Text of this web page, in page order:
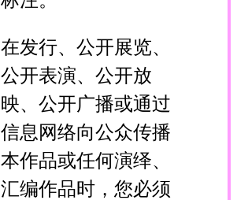
在发行、公开展览、
公开表演、公开放
映、公开广播或通过
信息网络向公众传播
本作品或任何演绎、
汇编作品时，您必须